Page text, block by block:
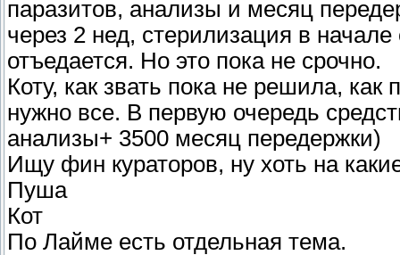
паразитов, анализы и месяц
через 2 нед, стерилизация в
отъедается. Но это пока не срочно.
Коту, как звать пока не решила, как
нужно все. В первую очередь
анализы+ 3500 месяц передержки)
Ищу фин кураторов, ну хоть на
Пуша
Кот
По Лайме есть отдельная тема.